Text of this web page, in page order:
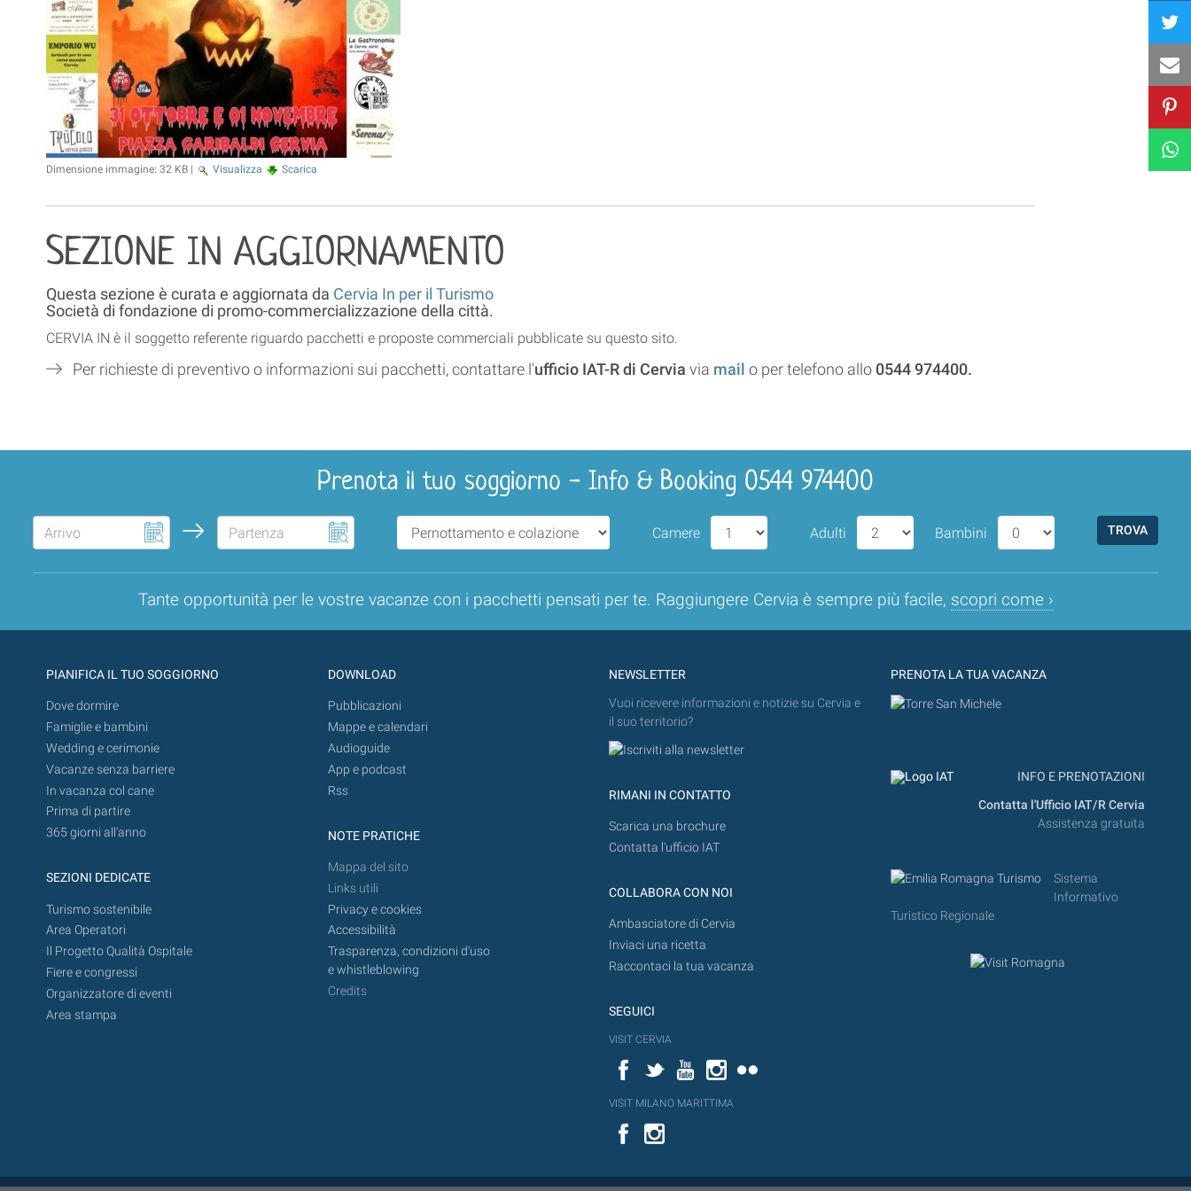
Dimensione immagine: 32 KB | Visualizza Scarica
SEZIONE IN AGGIORNAMENTO
Questa sezione è curata e aggiornata da Cervia In per il Turismo
Società di fondazione di promo-commercializzazione della città.
CERVIA IN è il soggetto referente riguardo pacchetti e proposte commerciali pubblicate su questo sito.
Per richieste di preventivo o informazioni sui pacchetti, contattare l'ufficio IAT-R di Cervia via mail o per telefono allo 0544 974400.
Prenota il tuo soggiorno - Info & Booking 0544 974400
Camere Adulti Bambini
Tante opportunità per le vostre vacanze con i pacchetti pensati per te. Raggiungere Cervia è sempre più facile, scopri come ›
PIANIFICA IL TUO SOGGIORNO
Dove dormire
Famiglie e bambini
Wedding e cerimonie
Vacanze senza barriere
In vacanza col cane
Prima di partire
365 giorni all’anno
SEZIONI DEDICATE
Turismo sostenibile
Area Operatori
Il Progetto Qualità Ospitale
Fiere e congressi
Organizzatore di eventi
Area stampa
DOWNLOAD
Pubblicazioni
Mappe e calendari
Audioguide
App e podcast
Rss
NOTE PRATICHE
Mappa del sito
Links utili
Privacy e cookies
Accessibilità
Trasparenza, condizioni d'uso
e whistleblowing
Credits
NEWSLETTER
Vuoi ricevere informazioni e notizie su Cervia e
il suo territorio?
RIMANI IN CONTATTO
Scarica una brochure
Contatta l'ufficio IAT
COLLABORA CON NOI
Ambasciatore di Cervia
Inviaci una ricetta
Raccontaci la tua vacanza
SEGUICI
VISIT CERVIA
FacebookTwitterYouTubeInstagram
VISIT MILANO MARITTIMA
Facebook
PRENOTA LA TUA VACANZA
INFO E PRENOTAZIONI
Contatta l'Ufficio IAT/R Cervia
Assistenza gratuita
Sistema
Informativo
Turistico Regionale